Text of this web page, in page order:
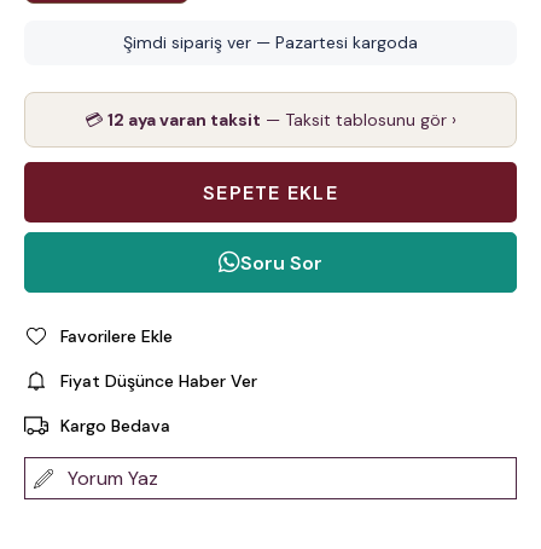
Şimdi sipariş ver — Pazartesi kargoda
💳 12 aya varan taksit — Taksit tablosunu gör ›
Soru Sor
Favorilere Ekle
Fiyat Düşünce Haber Ver
Kargo Bedava
Yorum Yaz